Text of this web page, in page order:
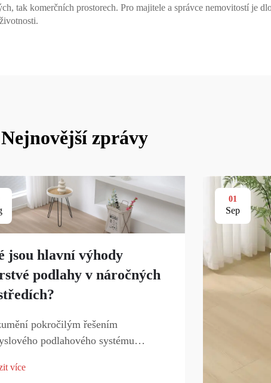
tak komerčních prostorech. Pro majitele a správce nemovitostí je
Nejnovější zprávy
jsou hlavní výhody
podlahy v náročných
pokročilým řešením
podlahového systému
pokud jde o podlahové systémy.
více
01
Sep